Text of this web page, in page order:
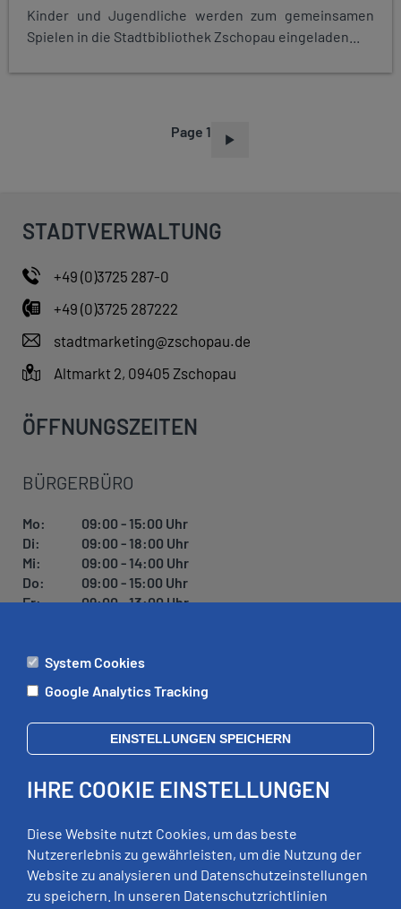
Kinder und Jugendliche werden zum gemeinsamen
Spielen in die Stadtbibliothek Zschopau eingeladen...
Page 1
STADTVERWALTUNG
+49 (0)3725 287-0
+49 (0)3725 287222
stadtmarketing@zschopau.de
Altmarkt 2, 09405 Zschopau
ÖFFNUNGSZEITEN
BÜRGERBÜRO
Mo:
09:00 - 15:00 Uhr
Di:
09:00 - 18:00 Uhr
Mi:
09:00 - 14:00 Uhr
Do:
09:00 - 15:00 Uhr
Fr:
09:00 - 13:00 Uhr
ÄMTER
Di:
09:00 - 12:00 Uhr, 13:00 - 18:00 Uhr
Mi:
geschlossen
Fr:
09:00 - 12:00 Uhr
RECHTLICHES
System Cookies
Google Analytics Tracking
EINSTELLUNGEN SPEICHERN
IHRE COOKIE EINSTELLUNGEN
Diese Website nutzt Cookies, um das beste
Nutzererlebnis zu gewährleisten, um die Nutzung der
Website zu analysieren und Datenschutzeinstellungen
zu speichern. In unseren Datenschutzrichtlinien